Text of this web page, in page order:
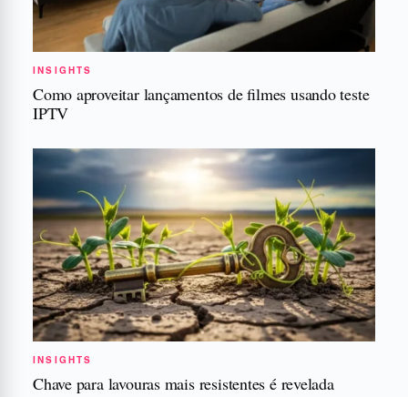
INSIGHTS
Como aproveitar lançamentos de filmes usando teste
IPTV
INSIGHTS
Chave para lavouras mais resistentes é revelada